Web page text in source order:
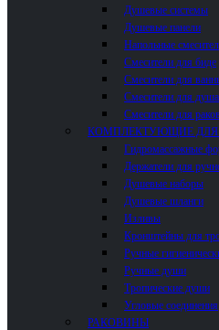
Душевые системы
Душевые панели
Напольные
Смесители для биде
Смесители для
Смесители для душа
Смесители для
КОМПЛЕКТУЮЩИЕ
Гидромассажные
Держатели для
Душевые наборы
Душевые шланги
Изливы
Кронштейны для
Ручные
Ручные души
Тропические души
Угловые соединения
РАКОВИНЫ